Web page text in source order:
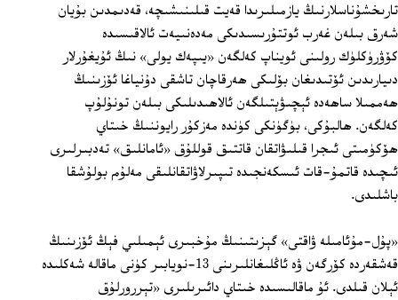
تارىخشۇناسلارنىڭ يازمىلىرىدا قەيت قىلىنىشىچە، قەدىمدىن بۇيان
شەرق بىلەن غەرب ئوتتۇرىسىدىكى مەدەنىيەت ئالاقىسىدە
كۆۋرۈكلۈك رولىنى ئويناپ كەلگەن «يىپەك يولى» نىڭ ئۇيغۇرلار
دىيارىدىن ئۆتىدىغان بۆلىكى ھەرقاچان تاشقى دۇنياغا ئۆزىنىڭ
ھەممىلا ساھەدە ئېچىۋېتىلگەن ئالاھىدىلىكى بىلەن تونۇلۇپ
كەلگەن. ھالبۇكى، بۈگۈنكى كۈندە مەزكۇر رايوننىڭ خىتاي
ھۆكۈمىتى ئىجرا قىلىۋاتقان قاتتىق قوللۇق «ئامانلىق» تەدبىرلىرى
ئىچىدە قاتمۇ-قات ئىسكەنجىدە تىپىرلاۋاتقانلىقى مەلۇم بولۇشقا
باشلىدى.
«پۇل-مۇئامىلە ۋاقتى» گېزىتىنىڭ مۇخبىرى ئېمىلىي فېڭ ئۆزىنىڭ
قەشقەردە كۆرگەن ۋە ئاڭلىغانلىرىنى 13-نويابىر كۈنى ماقالە شەكلىدە
ئېلان قىلدى. ئۇ ماقالىسىدە خىتاي دائىرىلىرى «تېررورلۇق